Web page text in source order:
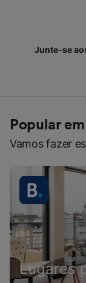
Junte-se
Popular
Vamos fazer
Lugares